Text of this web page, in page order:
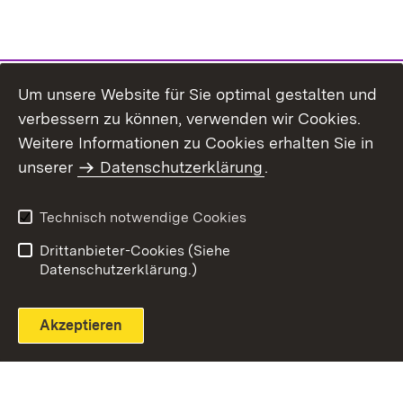
Themenübersicht
Um unsere Website für Sie optimal gestalten und
verbessern zu können, verwenden wir Cookies.
Weitere Informationen zu Cookies erhalten Sie in
unserer
Datenschutzerklärung.
Technisch notwendige Cookies
Drittanbieter-Cookies (Siehe
Datenschutzerklärung.)
Akzeptieren